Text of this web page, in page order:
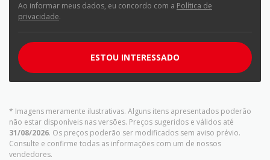
* Imagens meramente ilustrativas. Alguns itens apresentados poderão
não estar disponíveis nas versões. Preços sugeridos e válidos até
31/08/2026. Os preços poderão ser modificados sem aviso prévio.
Consulte e confirme todas as informações com um de nossos
vendedores.
Ao informar meus dados, eu concordo com a Política de
privacidade.
ESTOU INTERESSADO